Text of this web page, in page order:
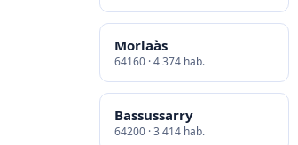
Morlaàs
64160 · 4 374 hab.
Bassussarry
64200 · 3 414 hab.